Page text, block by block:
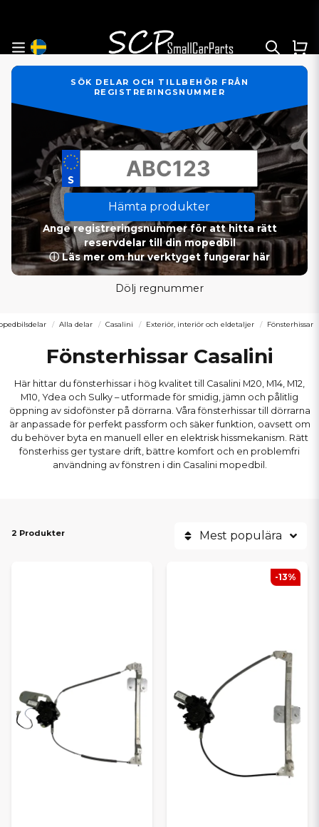
SÖK DELAR OCH TILLBEHÖR FRÅN
REGISTRERINGSNUMMER
Hämta produkter
Ange registreringsnummer för att hitta rätt
reservdelar till din mopedbil
ⓘ Läs mer om hur verktyget fungerar här
Dölj regnummer
Alla delar Casalini Exteriör, interiör och eldetaljer Fönsterhissar
Fönsterhissar Casalini
Här hittar du fönsterhissar i hög kvalitet till Casalini M20, M14, M12,
M10, Ydea och Sulky – utformade för smidig, jämn och pålitlig
öppning av sidofönster på dörrarna. Våra fönsterhissar till dörrarna
är anpassade för perfekt passform och säker funktion, oavsett om
du behöver byta en manuell eller en elektrisk hissmekanism. Rätt
fönsterhiss ger tystare drift, bättre komfort och en problemfri
användning av fönstren i din Casalini mopedbil.
2 Produkter Mest populära
-13%